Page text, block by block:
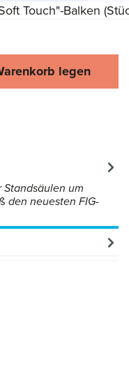
Touch"-Balken
legen
Standsäulen um
den neuesten FIG-